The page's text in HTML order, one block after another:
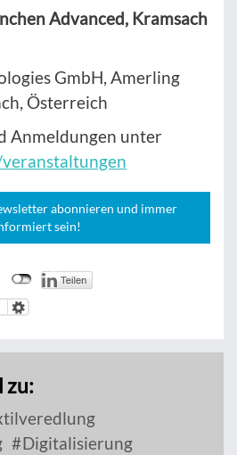
Advanced, Kramsach
GmbH, Amerling
Österreich
Anmeldungen unter
abonnieren und immer
sein!
zu:
Digitalisierung